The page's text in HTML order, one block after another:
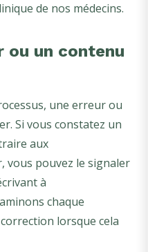
de nos médecins.
ou un contenu
une erreur ou
Si vous constatez un
aux
vous pouvez le signaler
à
chaque
lorsque cela